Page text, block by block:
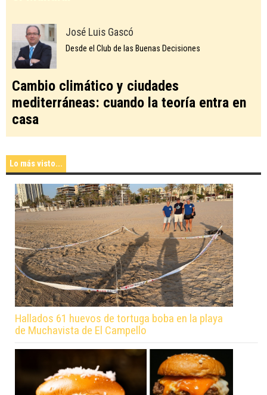
José Luis Gascó
Desde el Club de las Buenas Decisiones
Cambio climático y ciudades
mediterráneas: cuando la teoría entra en
casa
Lo más visto...
Hallados 61 huevos de tortuga boba en la playa
de Muchavista de El Campello